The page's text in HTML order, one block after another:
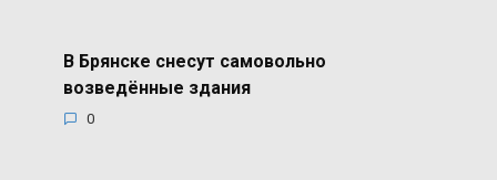
В Брянске снесут самовольно
возведённые здания
0